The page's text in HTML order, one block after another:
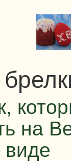
на
виде